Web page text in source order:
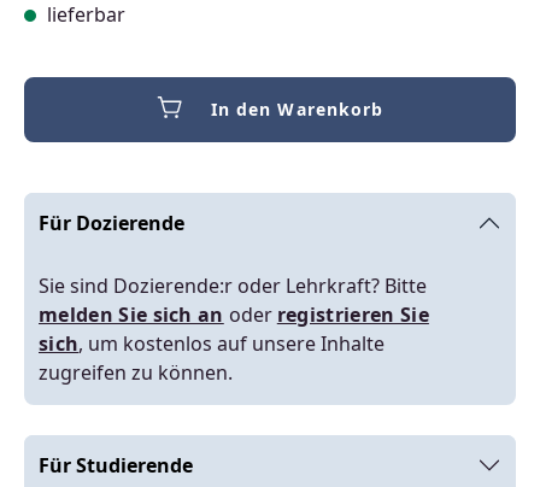
lieferbar
In den Warenkorb
Für Dozierende
Sie sind Dozierende:r oder Lehrkraft? Bitte
melden Sie sich an oder registrieren Sie
sich, um kostenlos auf unsere Inhalte
zugreifen zu können.
Für Studierende